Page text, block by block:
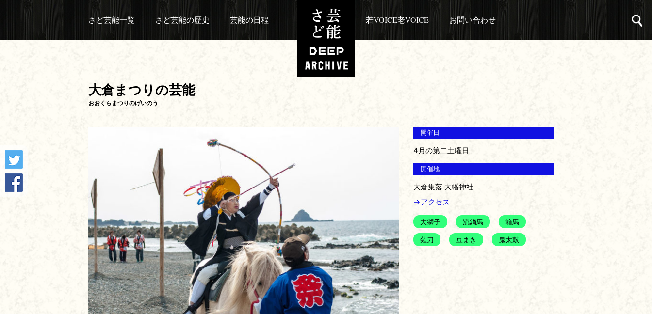
さど芸能一覧 さど芸能の歴史 芸能の日程 若VOICE老VOICE お問い合わせ
大倉まつりの芸能
おおくらまつりのげいのう
開催日
4月の第二土曜日
開催地
大倉集落 大幡神社
→アクセス
大獅子 流鏑馬 箱馬
薙刀 豆まき 鬼太鼓